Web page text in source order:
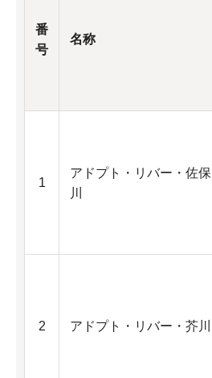
番
号
名称
1
アドプト・リバー・佐保
川
2 アドプト・リバー・芥川